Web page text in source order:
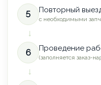
5 Повторный
с необходимыми
→
6 Проведение
(заполняется заказ-
→